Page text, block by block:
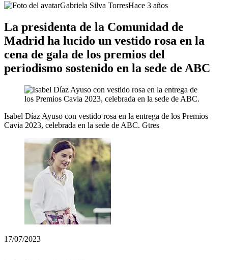
Gabriela Silva TorresHace 3 años
La presidenta de la Comunidad de
Madrid ha lucido un vestido rosa en la
cena de gala de los premios del
periodismo sostenido en la sede de ABC
Isabel Díaz Ayuso con vestido rosa en la entrega de los Premios
Cavia 2023, celebrada en la sede de ABC. Gtres
17/07/2023